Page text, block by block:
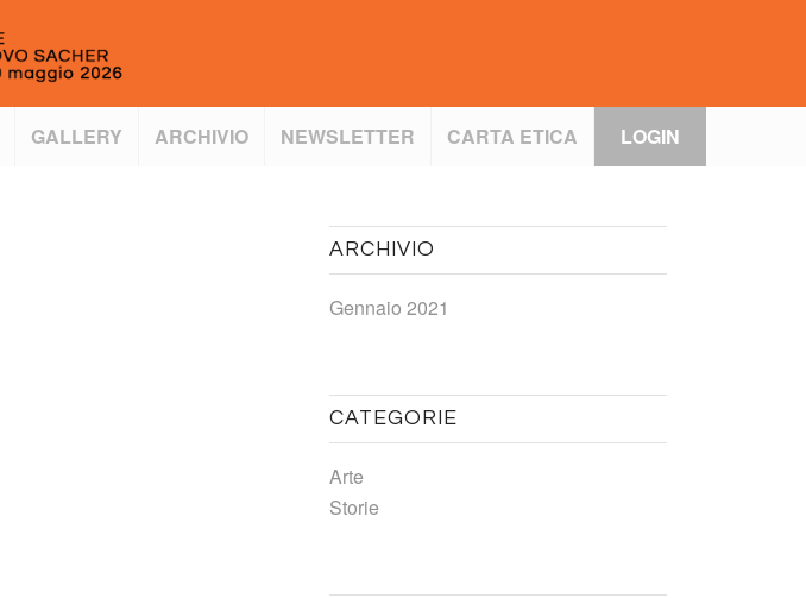
GALLERY ARCHIVIO NEWSLETTER CARTA ETICA LOGIN
ARCHIVIO
Gennaio 2021
CATEGORIE
Arte
Storie